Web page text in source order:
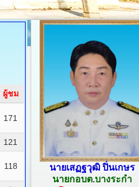
ผู้ชม
171
121
118
นายเสฏฐวุฒิ ปิ่นเกษร
นายกอบต.บางระกำ